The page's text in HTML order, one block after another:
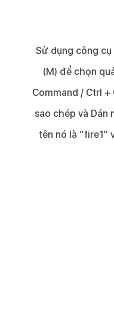
Sử dụng công cụ
(M) để chọn
Command / Ctrl +
sao chép và Dán
tên nó là “fire1”